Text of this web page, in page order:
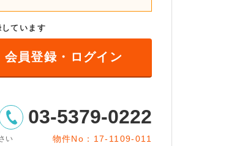
ています
会員登録・ログイン
03-5379-0222
い 物件No：17-1109-011